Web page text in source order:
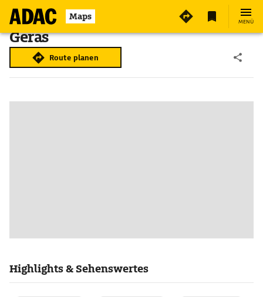
Maps MENÜ
Geras
Route planen
Highlights & Sehenswertes